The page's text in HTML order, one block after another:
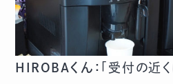
HIROBAくん：
「受付の近